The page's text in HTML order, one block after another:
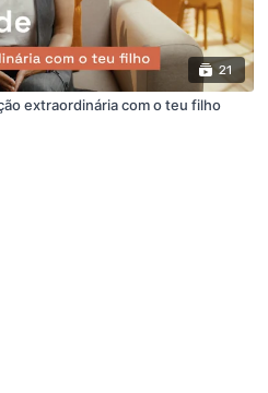
21
extraordinária com o teu filho